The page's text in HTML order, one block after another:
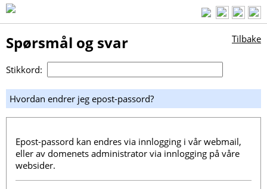
Spørsmål og svar Tilbake
Stikkord:
Hvordan endrer jeg epost-passord?
Epost-passord kan endres via innlogging i vår webmail,
eller av domenets administrator via innlogging på våre
websider.